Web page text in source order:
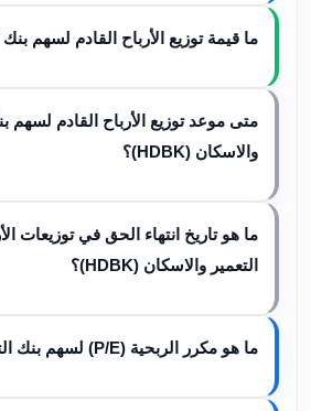
ما قيمة توزيع الأرباح القادم لسهم
متى موعد توزيع الأرباح القادم لسهم
والاسكان (HDBK)؟
ما هو تاريخ انتهاء الحق في توزيعات
التعمير والاسكان (HDBK)؟
ما هو مكرر الربحية (P/E) لسهم بنك التعمير والاسكان؟